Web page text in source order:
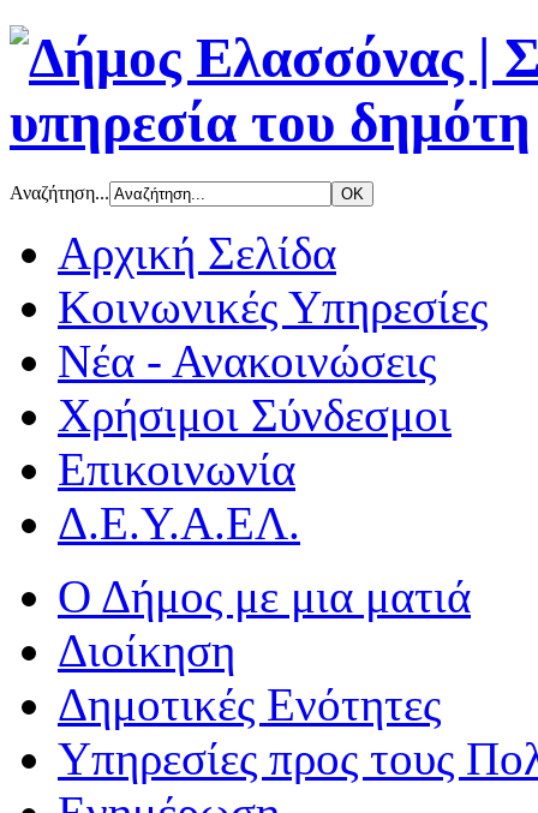
Αναζήτηση...
Αρχική Σελίδα
Κοινωνικές Υπηρεσίες
Νέα - Ανακοινώσεις
Χρήσιμοι Σύνδεσμοι
Επικοινωνία
Δ.Ε.Υ.Α.ΕΛ.
Ο Δήμος με μια ματιά
Διοίκηση
Δημοτικές Ενότητες
Υπηρεσίες προς τους